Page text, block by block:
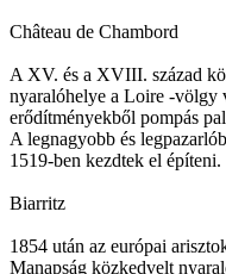
Château de Chambord
A XV. és a XVIII. század
nyaralóhelye a Loire -völgy
erődítményekből pompás
A legnagyobb és
1519-ben kezdtek el építeni.
Biarritz
1854 után az európai
Manapság közkedvelt